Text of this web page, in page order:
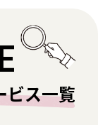
ビス一覧